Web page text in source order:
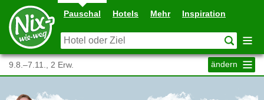
Pauschal Hotels Mehr Inspiration
9.8.–7.11., 2 Erw. ändern